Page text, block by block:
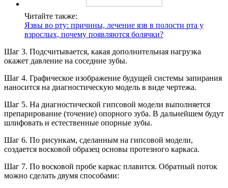
Читайте также:
Язвы во рту: причины, лечение язв в полости рта у
взрослых, почему появляются болячки?
Шаг 3. Подсчитывается, какая дополнительная нагрузка
окажет давление на соседние зубы.
Шаг 4. Графическое изображение будущей системы запирания
наносится на диагностическую модель в виде чертежа.
Шаг 5. На диагностической гипсовой модели выполняется
препарирование (точение) опорного зуба. В дальнейшем будут
шлифовать и естественные опорные зубы.
Шаг 6. По рисункам, сделанным на гипсовой модели,
создается восковой образец основы протезного каркаса.
Шаг 7. По восковой пробе каркас плавится. Обратный поток
можно сделать двумя способами: